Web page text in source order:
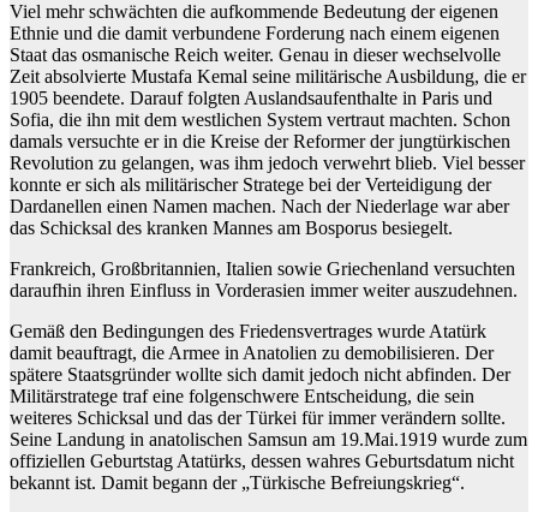
Viel mehr schwächten die aufkommende Bedeutung der eigenen
Ethnie und die damit verbundene Forderung nach einem eigenen
Staat das osmanische Reich weiter. Genau in dieser wechselvolle
Zeit absolvierte Mustafa Kemal seine militärische Ausbildung, die er
1905 beendete. Darauf folgten Auslandsaufenthalte in Paris und
Sofia, die ihn mit dem westlichen System vertraut machten. Schon
damals versuchte er in die Kreise der Reformer der jungtürkischen
Revolution zu gelangen, was ihm jedoch verwehrt blieb. Viel besser
konnte er sich als militärischer Stratege bei der Verteidigung der
Dardanellen einen Namen machen. Nach der Niederlage war aber
das Schicksal des kranken Mannes am Bosporus besiegelt.
Frankreich, Großbritannien, Italien sowie Griechenland versuchten
daraufhin ihren Einfluss in Vorderasien immer weiter auszudehnen.
Gemäß den Bedingungen des Friedensvertrages wurde Atatürk
damit beauftragt, die Armee in Anatolien zu demobilisieren. Der
spätere Staatsgründer wollte sich damit jedoch nicht abfinden. Der
Militärstratege traf eine folgenschwere Entscheidung, die sein
weiteres Schicksal und das der Türkei für immer verändern sollte.
Seine Landung in anatolischen Samsun am 19.Mai.1919 wurde zum
offiziellen Geburtstag Atatürks, dessen wahres Geburtsdatum nicht
bekannt ist. Damit begann der „Türkische Befreiungskrieg“.